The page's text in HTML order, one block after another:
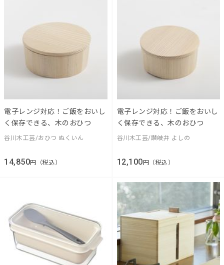
電子レンジ対応！ご飯をおいし
く保存できる、木のおひつ
谷川木工芸/おひつ ぬくいん
14,850円（税込）
電子レンジ対応！ご飯をおいし
く保存できる、木のおひつ
谷川木工芸/讃岐弁 よしの
12,100 円（税込）